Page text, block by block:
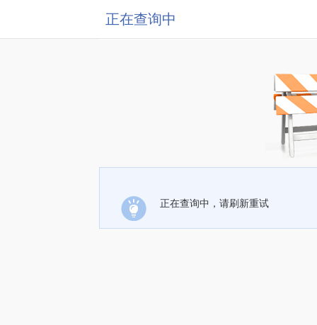
正在查询中
正在查询中，请刷新重试